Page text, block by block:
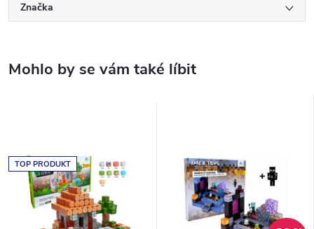
Značka
TOP PRODUKT